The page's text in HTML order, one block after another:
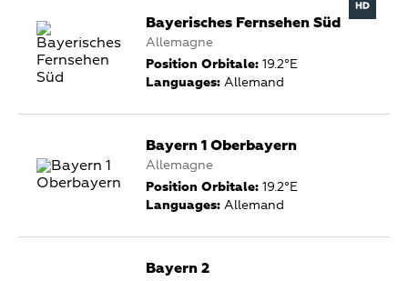
Bayerisches Fernsehen Süd
Allemagne
Position Orbitale: 19.2°E
Languages: Allemand
Bayern 1 Oberbayern
Allemagne
Position Orbitale: 19.2°E
Languages: Allemand
Bayern 2